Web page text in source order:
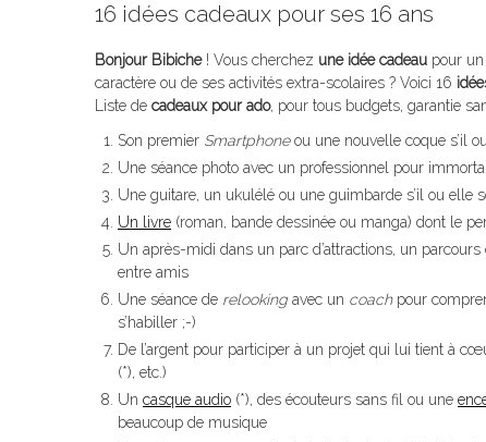
16 idées cadeaux pour ses 16 ans
Bonjour Bibiche! Vous cherchez une idée cadeau pour
caractère ou de ses activités extra-scolaires ? Voici 16
Liste de cadeaux pour ado, pour tous budgets, garantie
Son premier Smartphoneou une nouvelle coque s’il
Une séance photo avec un professionnel pour
Une guitare, un ukulélé ou une guimbarde s’il ou elle
Un livre (roman, bande dessinée ou manga) dont le
Un après-midi dans un parc d’attractions, un parcours
entre amis
Une séance de relooking avec un coachpour
s’habiller ;-)
De l’argent pour participer à un projet qui lui tient à
(*), etc.)
Un casque audio (*), des écouteurs sans fil ou une
beaucoup de musique